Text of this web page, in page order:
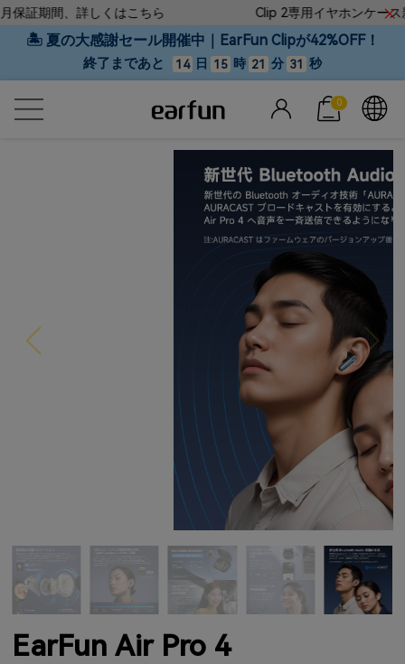
くはこちら Clip 2専用イヤホンケース新登場！
🏝 夏の大感謝セール開催中｜EarFun Clipが42%OFF！
終了まであと 14 日 15 時 21 分 29 秒
0
EarFun Air Pro 4